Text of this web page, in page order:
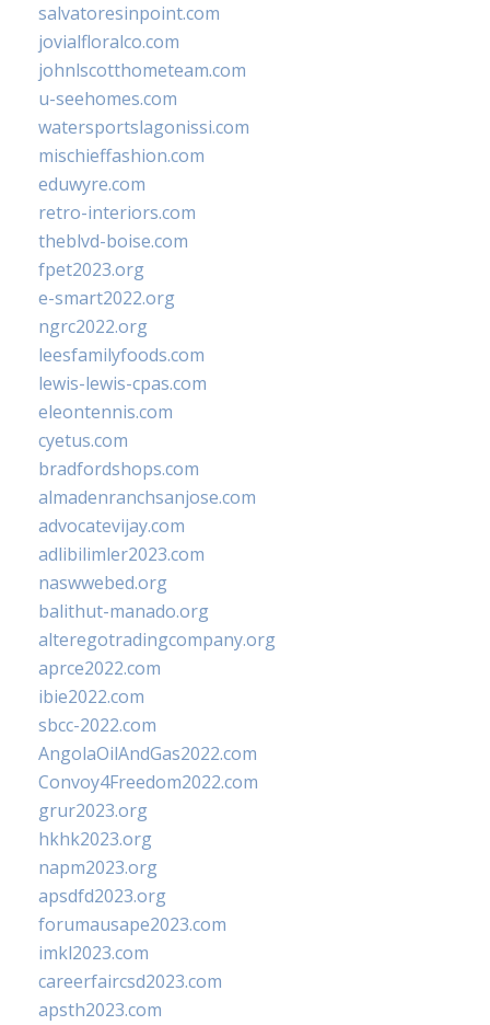
salvatoresinpoint.com
jovialfloralco.com
johnlscotthometeam.com
u-seehomes.com
watersportslagonissi.com
mischieffashion.com
eduwyre.com
retro-interiors.com
theblvd-boise.com
fpet2023.org
e-smart2022.org
ngrc2022.org
leesfamilyfoods.com
lewis-lewis-cpas.com
eleontennis.com
cyetus.com
bradfordshops.com
almadenranchsanjose.com
advocatevijay.com
adlibilimler2023.com
naswwebed.org
balithut-manado.org
alteregotradingcompany.org
aprce2022.com
ibie2022.com
sbcc-2022.com
AngolaOilAndGas2022.com
Convoy4Freedom2022.com
grur2023.org
hkhk2023.org
napm2023.org
apsdfd2023.org
forumausape2023.com
imkl2023.com
careerfaircsd2023.com
apsth2023.com